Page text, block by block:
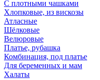
С плотными чашками
Хлопковые, из вискозы
Атласные
Шёлковые
Велюровые
Платье, рубашка
Комбинация, под платье
Для беременных и мам
Халаты